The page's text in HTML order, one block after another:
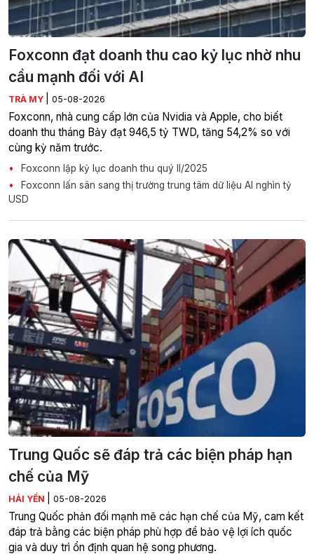
Foxconn đạt doanh thu cao kỷ lục nhờ nhu
cầu mạnh đối với AI
TRÀ MY 05-08-2026
Foxconn, nhà cung cấp lớn của Nvidia và Apple, cho biết
doanh thu tháng Bảy đạt 946,5 tỷ TWD, tăng 54,2% so với
cùng kỳ năm trước.
Foxconn lập kỷ lục doanh thu quý II/2025
Foxconn lấn sân sang thị trường trung tâm dữ liệu AI nghìn tỷ
USD
Trung Quốc sẽ đáp trả các biện pháp hạn
chế của Mỹ
HẢI YẾN 05-08-2026
Trung Quốc phản đối mạnh mẽ các hạn chế của Mỹ, cam kết
đáp trả bằng các biện pháp phù hợp để bảo vệ lợi ích quốc
gia và duy trì ổn định quan hệ song phương.